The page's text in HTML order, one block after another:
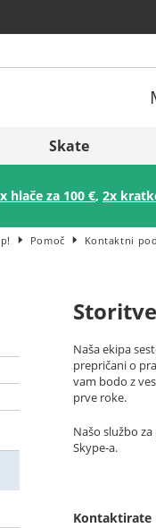
Slovenija
België
Belgique
Norge
Skate
hlače za 100 €, 2x
Pomoč Kontaktni
Naša ekipa
prepričani o
vam bodo z
prve roke.
Našo službo
Skype-a.
Kontaktirate